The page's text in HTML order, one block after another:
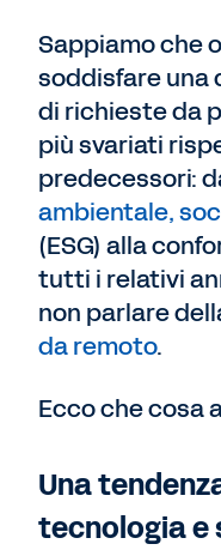
Sappiamo che
soddisfare una
di richieste da
più svariati
predecessori:
ambientale,
(ESG) alla
tutti i relativi
non parlare
da remoto.
Ecco che cosa
Una
tecnologia e